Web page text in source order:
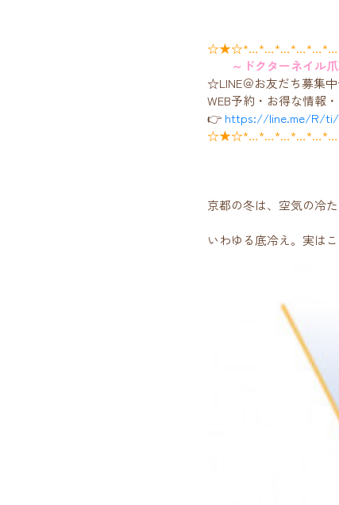
～ドクターネイル
☆LINE＠お友だち募集
WEB予約・お得な情報
👉 https://line.me/R/ti/
京都の冬は、空気の冷
いわゆる底冷え。実は